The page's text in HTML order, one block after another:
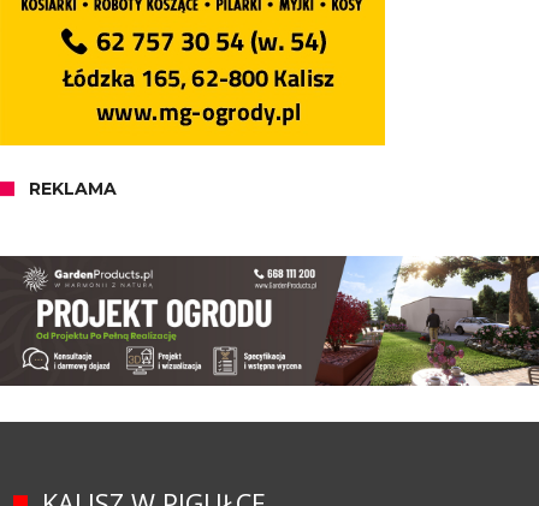
REKLAMA